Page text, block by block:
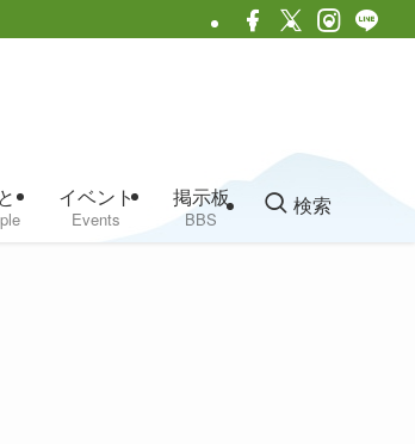
イベント
Events
掲示板
BBS
検索